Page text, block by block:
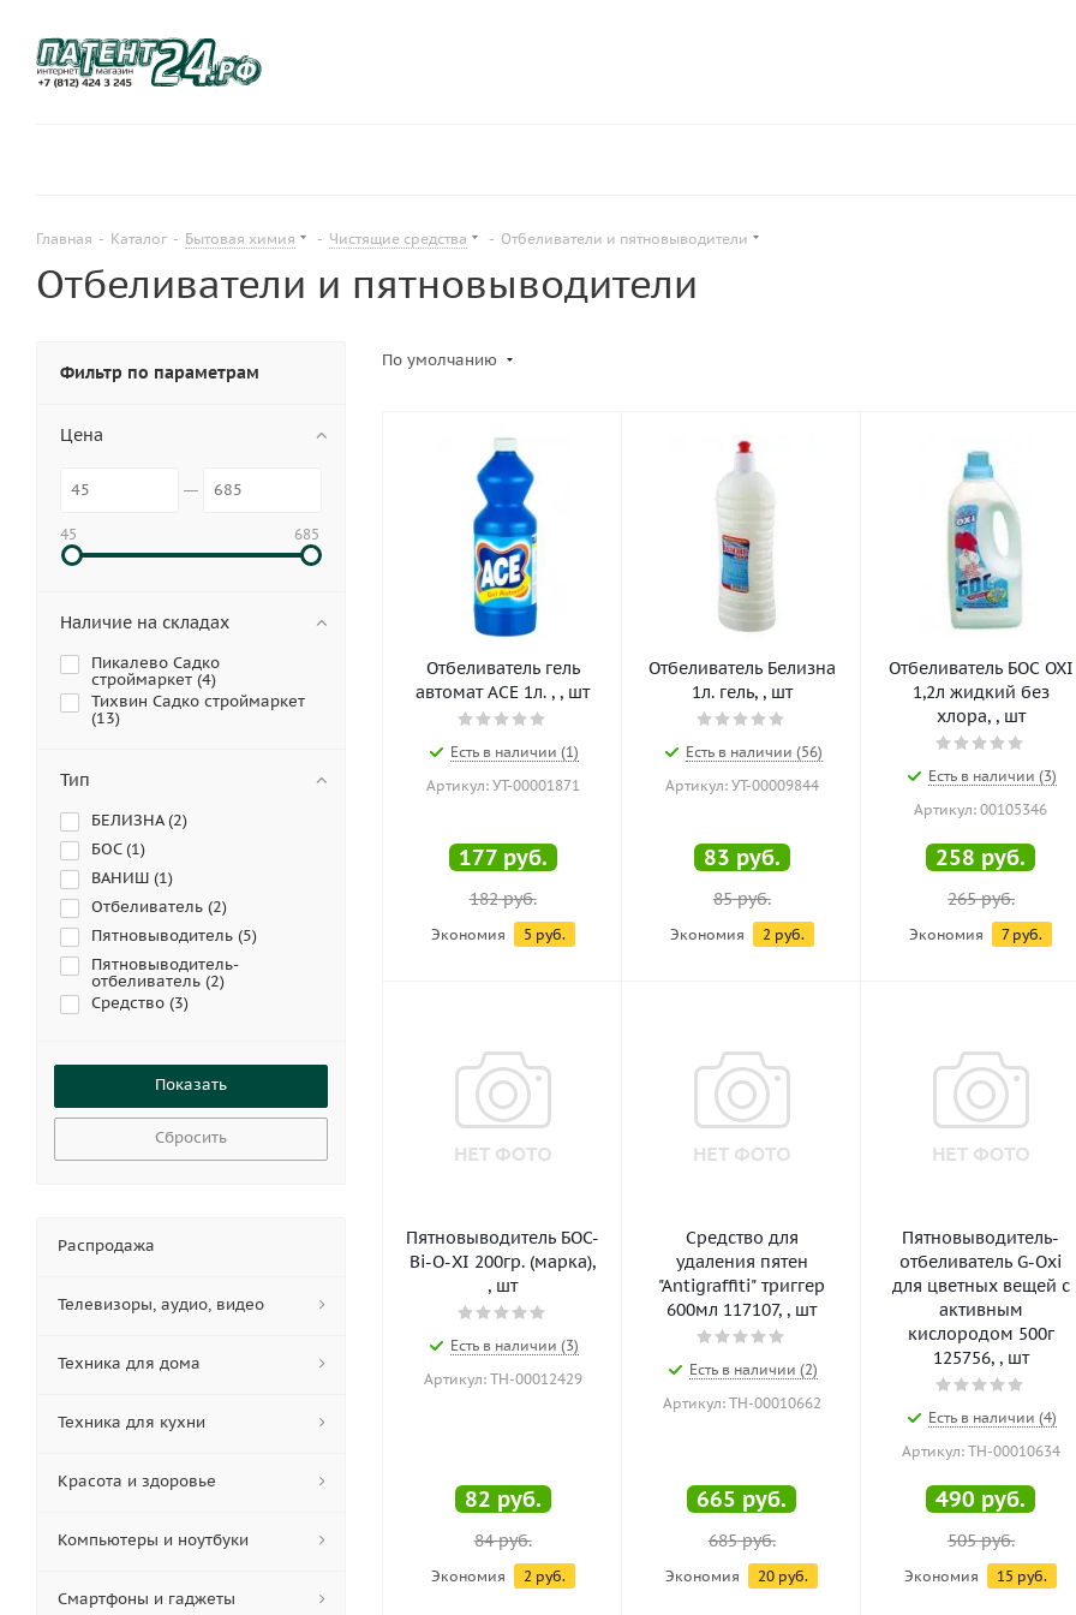
Главная - Каталог - Бытовая химия - Чистящие средства - Отбеливатели и пятновыводители
Отбеливатели и пятновыводители
По умолчанию
Отбеливатель гель
автомат ACE 1л. , , шт
Есть в наличии (1)
Артикул: УТ-00001871
177руб.
182руб.
Экономия 5 руб.
Отбеливатель Белизна
1л. гель, , шт
Есть в наличии (56)
Артикул: УТ-00009844
83 руб.
85руб.
Экономия 2 руб.
Отбеливатель БОС OXI
1,2л жидкий без
хлора, , шт
Есть в наличии (3)
Артикул: 00105346
258 руб.
265руб.
Экономия 7руб.
Пятновыводитель БОС-
Bi-O-XI 200гр. (марка),
, шт
Есть в наличии (3)
Артикул: ТН-00012429
82 руб.
84руб.
Экономия 2 руб.
Средство для
удаления пятен
"Antigraffiti" триггер
600мл 117107, , шт
Есть в наличии (2)
Артикул: ТН-00010662
665 руб.
685руб.
Экономия 20 руб.
Пятновыводитель-
отбеливатель G-Oxi
для цветных вещей с
активным
кислородом 500г
125756, , шт
Есть в наличии (4)
Артикул: ТН-00010634
490 руб.
505руб.
Экономия 15 руб.
Фильтр по параметрам
Цена
45 685
Наличие на складах
Пикалево Садко
строймаркет (4)
Тихвин Садко строймаркет
(13)
Тип
БЕЛИЗНА (2)
БОС (1)
ВАНИШ (1)
Отбеливатель (2)
Пятновыводитель (5)
Пятновыводитель-
отбеливатель (2)
Средство (3)
Сбросить
Распродажа
Телевизоры, аудио, видео
Техника для дома
Техника для кухни
Красота и здоровье
Компьютеры и ноутбуки
Смартфоны и гаджеты